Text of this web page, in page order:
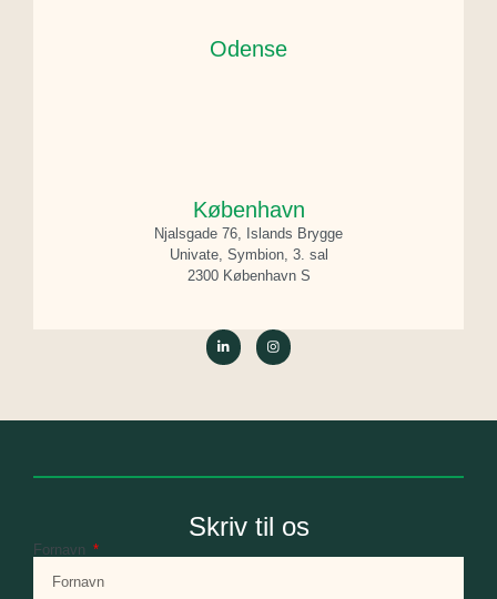
Odense
København
Njalsgade 76, Islands Brygge
Univate, Symbion, 3. sal
2300 København S
Skriv til os
Fornavn